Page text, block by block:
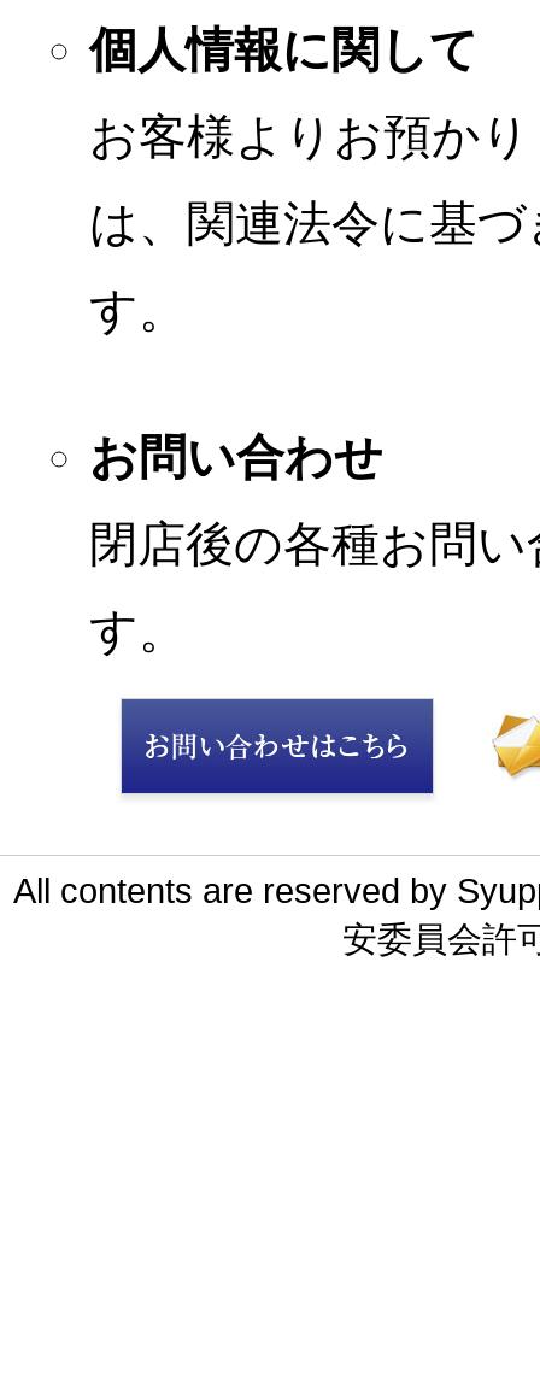
個人情報に関して
お客様よりお預か
は、関連法令に基
す。
お問い合わせ
閉店後の各種お問
す。
All contents are reserved by
安委員会許